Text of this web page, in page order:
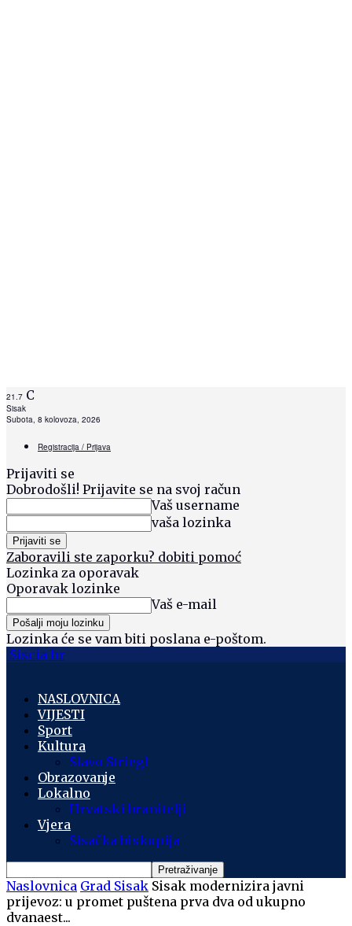
21.7 C
Sisak
Subota, 8 kolovoza, 2026
Registracija / Prijava
Prijaviti se
Dobrodošli! Prijavite se na svoj račun
Vaš username
vaša lozinka
Zaboravili ste zaporku? dobiti pomoć
Lozinka za oporavak
Oporavak lozinke
Vaš e-mail
Lozinka će se vam biti poslana e-poštom.
Siscia hr
NASLOVNICA
VIJESTI
Sport
Kultura
Slavo Striegl
Obrazovanje
Lokalno
Hrvatski branitelji
Vjera
Sisačka biskupija
Naslovnica Grad Sisak Sisak modernizira javni
prijevoz: u promet puštena prva dva od ukupno
dvanaest...